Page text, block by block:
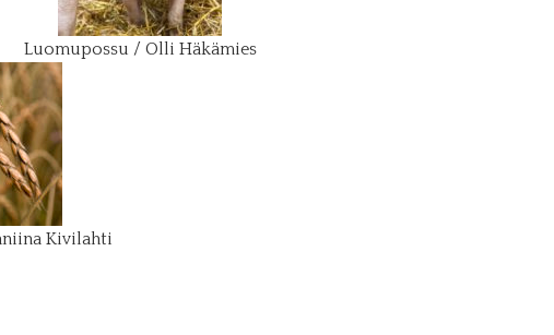
Luomupossu / Olli Häkämies
Kivilahti